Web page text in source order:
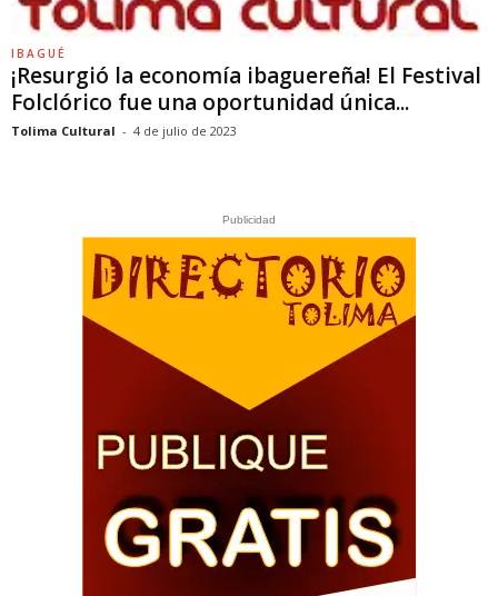
IBAGUÉ
¡Resurgió la economía ibaguereña! El Festival
Folclórico fue una oportunidad única...
Tolima Cultural - 4 de julio de 2023
Publicidad